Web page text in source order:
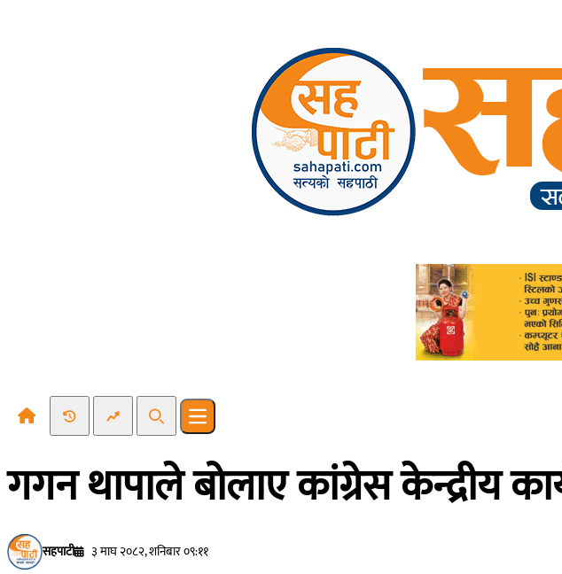
Recent NewsTrending News
SearchOpen main menu
गगन थापाले बोलाए कांग्रेस केन्द्रीय
सहपाटी ३ माघ २०८२, शनिबार ०९:११